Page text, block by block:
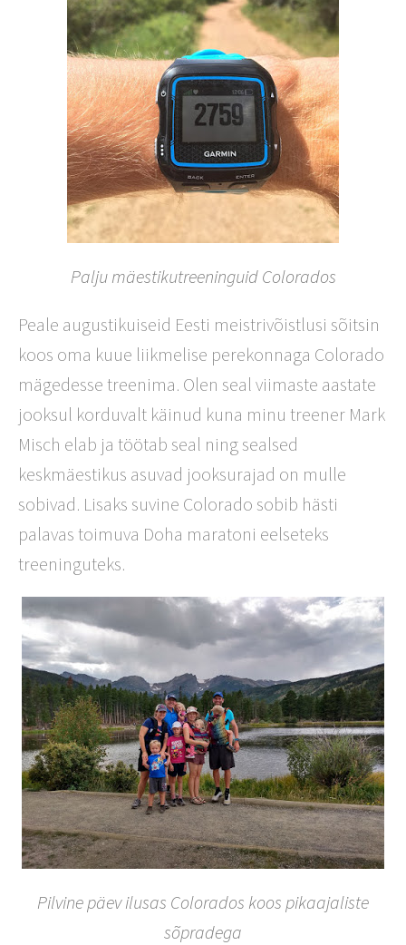
Palju mäestikutreeninguid Colorados
Peale augustikuiseid Eesti meistrivõistlusi sõitsin
koos oma kuue liikmelise perekonnaga Colorado
mägedesse treenima. Olen seal viimaste aastate
jooksul korduvalt käinud kuna minu treener Mark
Misch elab ja töötab seal ning sealsed
keskmäestikus asuvad jooksurajad on mulle
sobivad. Lisaks suvine Colorado sobib hästi
palavas toimuva Doha maratoni eelseteks
treeninguteks.
Pilvine päev ilusas Colorados koos pikaajaliste
sõpradega